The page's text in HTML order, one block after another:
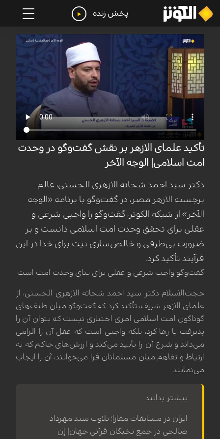
پخش زنده
تأکید علمای الازهر بر نقش گفت‌وگو در وحدت
امت اسلامی| الوجه الآخر
دکتر سید احمد شحاته الازهری الحسنی، عالم
برجسته الازهر مصر، در گفت‌وگو با برنامه «الوجه
الآخر» از شبکه الکوثر، گفت‌وگو را واجبی شرعی و
عقلی برای تحقق وحدت امت اسلامی دانست و بر
ضرورت بی‌طرفی و خالص‌سازی نیت برای خدا در این
فرآیند تأکید کرد.
گفت‌وگو واجب شرعی و عقلی برای بنای وحدت امت است
حجت‌الاسلام دکتر سید احمد شحاته الازهری الحسنی، از
علمای الازهر شریف، تأکید کرد که گفت‌وگو میان طیف‌های
گوناگون امت اسلامی امری اختیاری نیست که بتوان آن را
پذیرفت یا رها کرد، بلکه واجبی است که عقل آن را الزامی
می‌داند و شرع آن را تأیید می‌کند و ارزش‌های حاکم که به
ارتباط و تفاهم میان مسلمانان فرا می‌خوانند، آن را ایجاب
می‌نمایند.
بیشتر بدانید
ایران در مسابقات مفازا؛ تلاوت سید مهرداد
صالحی در جمع نخبگان قرآنی جهان| إن